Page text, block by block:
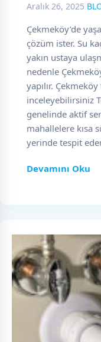
Aralık 26, 2025
Çekmeköy’de
çözüm ister. Su
yakın ustaya
nedenle
yapılır.
inceleyebilirsiniz
genelinde aktif
mahallelere kısa
yerinde tespit
Devamını Oku